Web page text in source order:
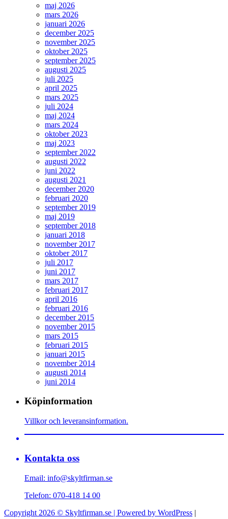
maj 2026
mars 2026
januari 2026
december 2025
november 2025
oktober 2025
september 2025
augusti 2025
juli 2025
april 2025
mars 2025
juli 2024
maj 2024
mars 2024
oktober 2023
maj 2023
september 2022
augusti 2022
juni 2022
augusti 2021
december 2020
februari 2020
september 2019
maj 2019
september 2018
januari 2018
november 2017
oktober 2017
juli 2017
juni 2017
mars 2017
februari 2017
april 2016
februari 2016
december 2015
november 2015
mars 2015
februari 2015
januari 2015
november 2014
augusti 2014
juni 2014
Köpinformation
Villkor och leveransinformation.
Kontakta oss
Email: info@skyltfirman.se
Telefon: 070-418 14 00
Copyright 2026 © Skyltfirman.se | Powered by WordPress |